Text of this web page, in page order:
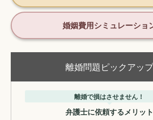
婚姻費用シミュレーショ
離婚問題ピックアップ
離婚で損はさせません！
弁護士に依頼するメリット